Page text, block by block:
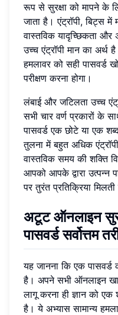
रूप से सुरक्षा को मापने के
जाता है। एंट्रॉपी, बिट्स में
वास्तविक यादृच्छिकता और
उच्च एंट्रॉपी मान का अर्थ
हमलावर को सही
परीक्षण करना होगा।
लंबाई और जटिलता उच्च
सभी चार वर्ण प्रकारों के
पासवर्ड एक छोटे या एक
तुलना में बहुत अधिक
वास्तविक समय की शक्ति
आपको आपके द्वारा उत्पन्न
पर तुरंत प्रतिक्रिया
अटूट ऑनलाइन
पासवर्ड सर्वोत्तम
यह जानना कि एक
है। अपने सभी ऑनलाइन
लागू करना ही ज्ञान को
है। ये अभ्यास सामान्य